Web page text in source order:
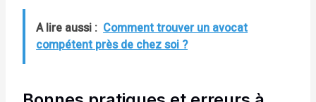
A lire aussi : Comment trouver un avocat
compétent près de chez soi ?